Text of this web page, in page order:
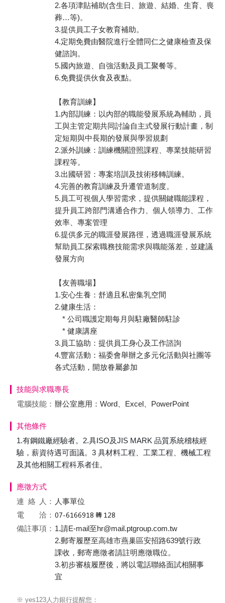
2.各項津貼補助(含生日、旅遊、結婚、生育、喪
葬…等)。
3.提供員工子女教育補助。
4.定期免費由醫院進行全體同仁之健康檢查及保
健諮詢。
5.國內旅遊、自強活動及員工聚餐等。
6.免費提供伙食及夜點。
【教育訓練】
1.內部訓練：以內部的職能發展系統為輔助，員
工與主管定期共同討論自主式發展行動計畫，制
定短期與中長期的發展與學習規劃
2.派外訓練：訓練機關證照課程、專業技能研習
課程等。
3.出國研習：專案培訓及技術移轉訓練。
4.完善的教育訓練及升遷管道制度。
5.員工可視個人學習需求，提供關鍵職能課程，
提升員工跨部門溝通合作力、個人領導力、工作
效率、專案管理
6.提供多元的職涯發展路徑，透過職涯發展系統
幫助員工探索職務技能需求與職能落差，並建議
發展方向
【友善職場】
1.安心生養：舒適且私密集乳空間
2.健康生活：
* 公司職護定期每月與駐廠醫師駐診
* 健康講座
3.員工協助：提供員工身心及工作諮詢
4.豐富活動：福委會舉辦之多元化活動與社團等
各式活動，開放眷屬參加
技能與求職專長
電腦技能： 辦公室應用：Word、Excel、PowerPoint
其他條件
1.有鋼鐵廠經驗者。2.具ISO及JIS MARK 品質系統稽核經
驗，薪資待遇可面議。3 具材料工程、工業工程、機械工程
及其他相關工程科系者佳。
應徵方式
連絡
人： 人事單位
電 洽：
備註事項： 1.請E-mail至hr@mail.ptgroup.com.tw
2.郵寄履歷至高雄市燕巢區安招路639號行政
課收，郵寄應徵者請註明應徵職位。
3.初步審核履歷後，將以電話聯絡面試相關事
宜
※ yes123人力銀行提醒您：